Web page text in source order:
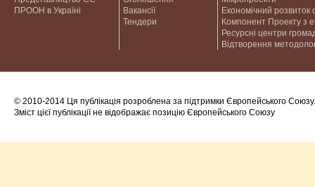
ПРООН в Україні
Вакансії
Тендери
Економічний розвиток
Компонент Проекту з
Ресурсні центри
Відтворення
© 2010-2014 Ця публікація розроблена за підтримки Європейського Союзу.
Зміст цієї публікації не відображає позицію Європейського Союзу